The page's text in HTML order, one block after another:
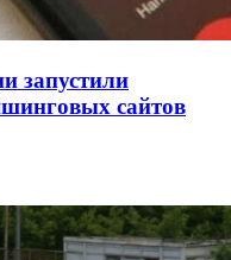
запустили
сайтов